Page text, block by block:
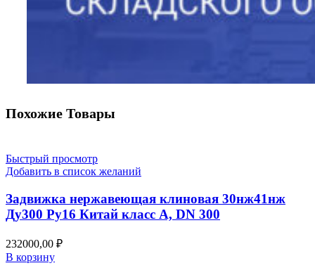
Похожие Товары
Быстрый просмотр
Добавить в список желаний
Задвижка нержавеющая клиновая 30нж41нж
Ду300 Ру16 Китай класс А, DN 300
232000,00 ₽
В корзину